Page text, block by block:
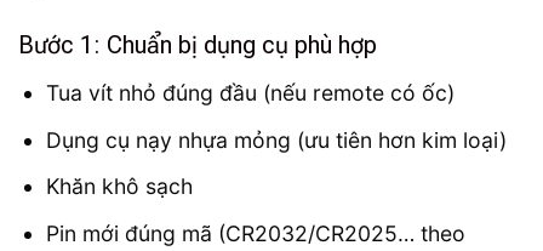
Bước 1: Chuẩn bị dụng cụ phù hợp
Tua vít nhỏ đúng đầu (nếu remote có ốc)
Dụng cụ nạy nhựa mỏng (ưu tiên hơn kim loại)
Khăn khô sạch
Pin mới đúng mã (CR2032/CR2025… theo